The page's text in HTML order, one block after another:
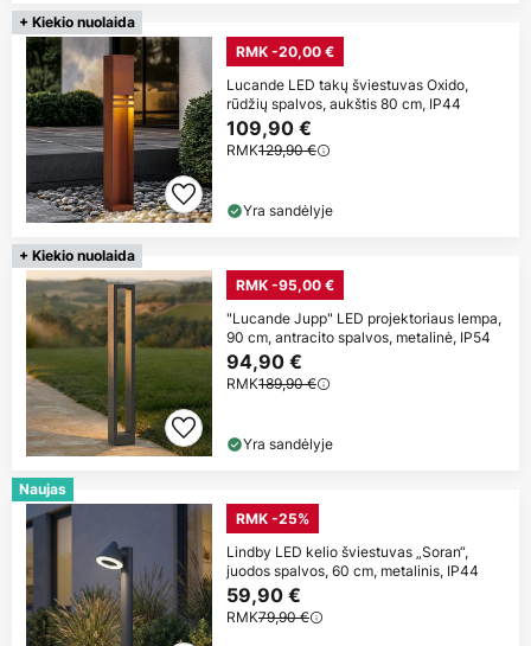
+ Kiekio nuolaida
RMK -20,00 €
Lucande LED takų šviestuvas Oxido,
rūdžių spalvos, aukštis 80 cm, IP44
109,90 €
RMK129,90 €
Yra sandėlyje
+ Kiekio nuolaida
RMK -95,00 €
"Lucande Jupp" LED projektoriaus lempa,
90 cm, antracito spalvos, metalinė, IP54
94,90 €
RMK189,90 €
Yra sandėlyje
Naujas
RMK -25%
Lindby LED kelio šviestuvas „Soran“,
juodos spalvos, 60 cm, metalinis, IP44
59,90 €
RMK79,90 €